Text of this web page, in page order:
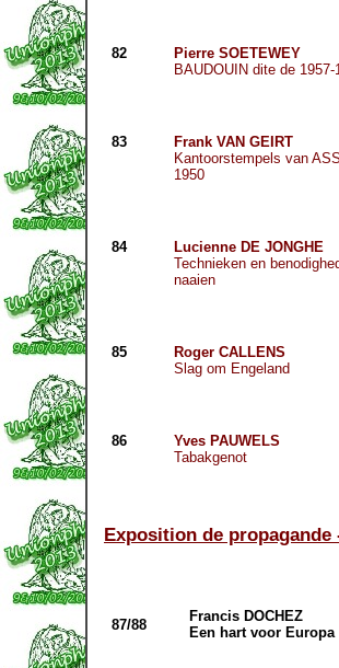
82
Pierre SOETEWEY
BAUDOUINdite de 1957-
83
Frank VAN GEIRT
Kantoorstempels van
1950
84
Lucienne DE JONGHE
Technieken en
naaien
85
Roger CALLENS
Slag om Engeland
86
Yves PAUWELS
Tabakgenot
Exposition de
87/88
Francis DOCHEZ
Een hart voor Europa